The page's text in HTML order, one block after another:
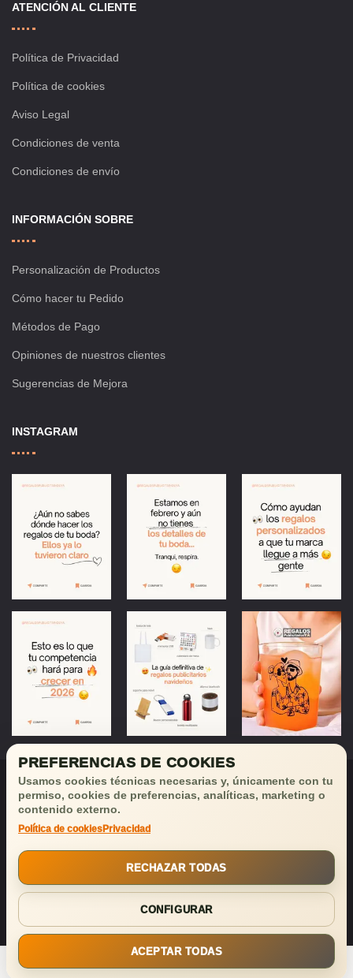
ATENCIÓN AL CLIENTE
Política de Privacidad
Política de cookies
Aviso Legal
Condiciones de venta
Condiciones de envío
INFORMACIÓN SOBRE
Personalización de Productos
Cómo hacer tu Pedido
Métodos de Pago
Opiniones de nuestros clientes
Sugerencias de Mejora
INSTAGRAM
buenas noticias!
© 2026 Regalospublicitariosya. All Rights Reserved.
PREFERENCIAS DE COOKIES
Usamos cookies técnicas necesarias y, únicamente con tu
permiso, cookies de preferencias, analíticas, marketing o
contenido externo.
Política de cookies Privacidad
RECHAZAR TODAS
CONFIGURAR
ACEPTAR TODAS